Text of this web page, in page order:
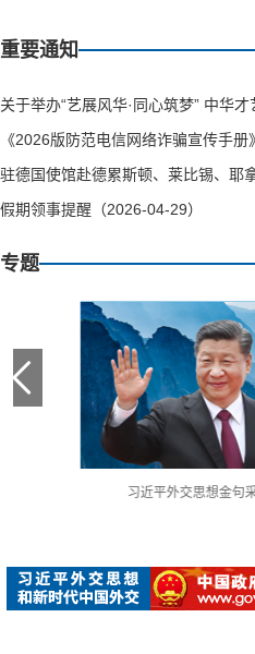
重要通知
关于举办“艺展风华·同心筑梦” 中华
《2026版防范电信网络诈骗宣传手册
驻德国使馆赴德累斯顿、莱比锡、耶
假期领事提醒（2026-04-29）
专题
中国共产党第二十次全国